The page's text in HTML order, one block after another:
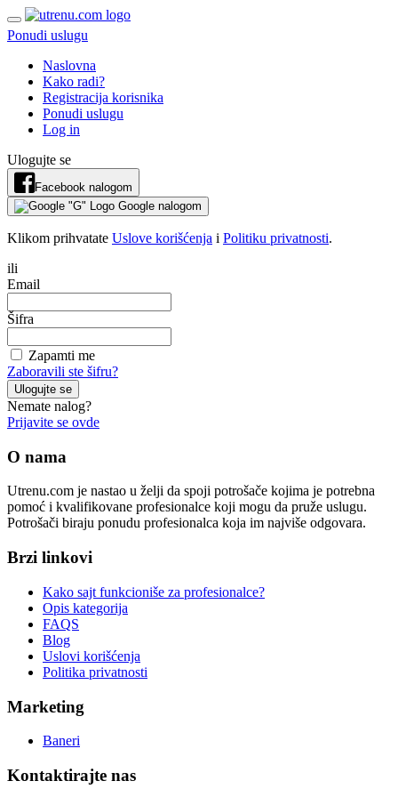
Ponudi uslugu
Naslovna
Kako radi?
Registracija korisnika
Ponudi uslugu
Log in
Ulogujte se
Facebook nalogom
Google nalogom
Klikom prihvatate Uslove korišćenja i Politiku privatnosti.
ili
Email
Šifra
Zapamti me
Zaboravili ste šifru?
Ulogujte se
Nemate nalog?
Prijavite se ovde
O nama
Utrenu.com je nastao u želji da spoji potrošače kojima je potrebna
pomoć i kvalifikovane profesionalce koji mogu da pruže uslugu.
Potrošači biraju ponudu profesionalca koja im najviše odgovara.
Brzi linkovi
Kako sajt funkcioniše za profesionalce?
Opis kategorija
FAQS
Blog
Uslovi korišćenja
Politika privatnosti
Marketing
Baneri
Kontaktirajte nas